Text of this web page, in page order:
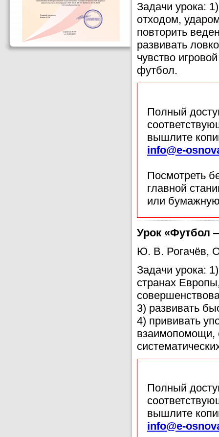
Задачи урока:
отходом,
повторить
развивать
чувство
футбол.
Полный
вышлите
info@e-
Посмотреть
главной
или
Урок «Футбол
Ю. В. Рогачёв,
Задачи урока:
странах
3) развивать
4) прививать
взаимопомощи,
Полный
вышлите
info@e-